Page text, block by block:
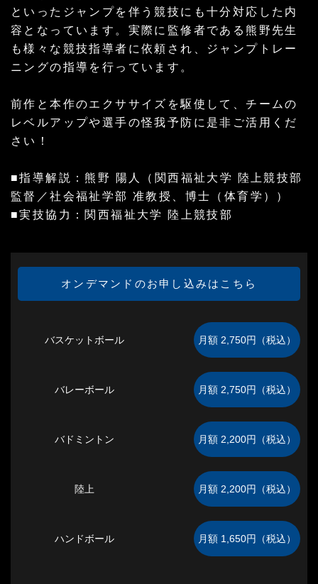
といったジャンプを伴う競技にも十分対応した内
容となっています。実際に監修者である熊野先生
も様々な競技指導者に依頼され、ジャンプトレー
ニングの指導を行っています。
前作と本作のエクササイズを駆使して、チームの
レベルアップや選手の怪我予防に是非ご活用くだ
さい！
■指導解説：熊野 陽人（関西福祉大学 陸上競技部
監督／社会福祉学部 准教授、博士（体育学））
■実技協力：関西福祉大学 陸上競技部
オンデマンドのお申し込みはこちら
バスケットボール
バレーボール
バドミントン
陸上
ハンドボール